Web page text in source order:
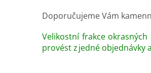
Doporučujeme Vám
Velikostní frakce
provést z jedné